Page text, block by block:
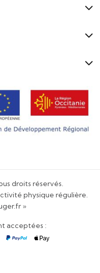
droits réservés.
physique régulière.
»
acceptées :